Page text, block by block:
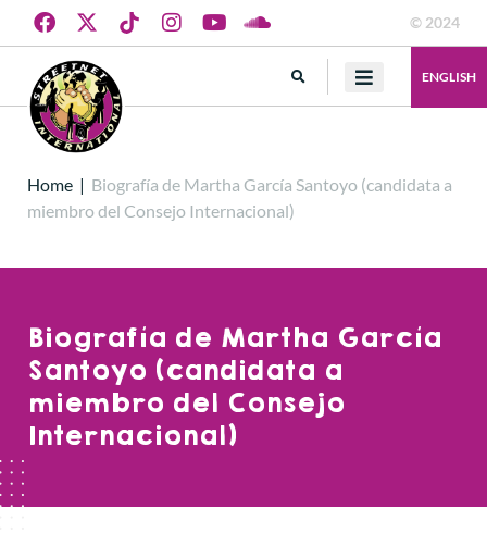
© 2024
ENGLISH
Home | Biografía de Martha García Santoyo (candidata a
miembro del Consejo Internacional)
Biografía de Martha García
Santoyo (candidata a
miembro del Consejo
Internacional)